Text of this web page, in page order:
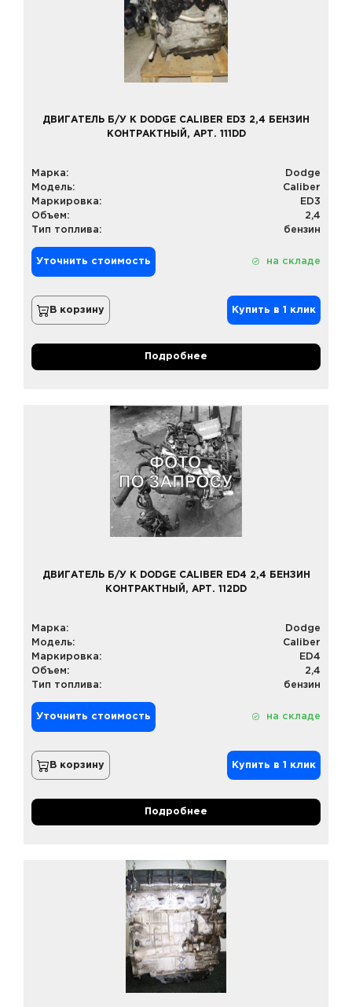
ДВИГАТЕЛЬ Б/У К DODGE CALIBER ED3 2,4 БЕНЗИН
КОНТРАКТНЫЙ, АРТ. 111DD
Марка:
Dodge
Модель:
Caliber
Маркировка:
ED3
Объем:
2,4
Тип топлива:
бензин
Уточнить стоимость на складе
В корзину Купить в 1 клик
Подробнее
ДВИГАТЕЛЬ Б/У К DODGE CALIBER ED4 2,4 БЕНЗИН
КОНТРАКТНЫЙ, АРТ. 112DD
Марка:
Dodge
Модель:
Caliber
Маркировка:
ED4
Объем:
2,4
Тип топлива:
бензин
Уточнить стоимость на складе
В корзину Купить в 1 клик
Подробнее